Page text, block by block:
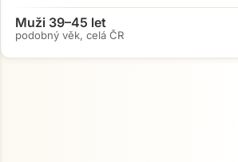
Muži 39–45 let
podobný věk, celá ČR